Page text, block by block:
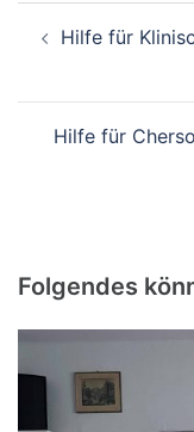
Hilfe für
Hilfe für
Folgendes